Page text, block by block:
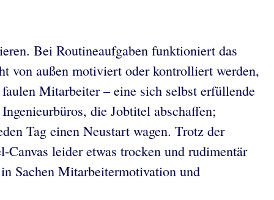
Bei Routineaufgaben funktioniert das
von außen motiviert oder kontrolliert werden,
Mitarbeiter – eine sich selbst erfüllende
die Jobtitel abschaffen;
Tag einen Neustart wagen. Trotz der
leider etwas trocken und rudimentär
Sachen Mitarbeitermotivation und